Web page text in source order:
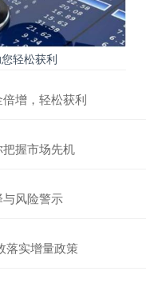
轻松获利
增，轻松获利
握市场先机
风险警示
落实增量政策